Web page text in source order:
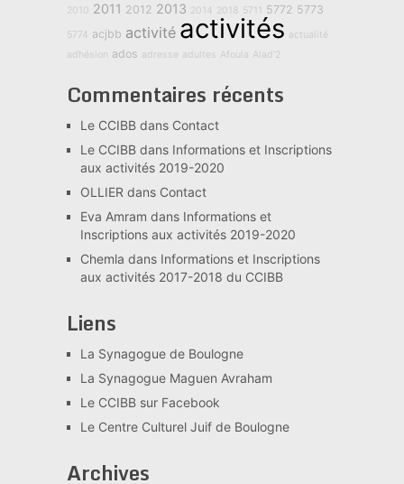
2010 2011 2012 2013 2014 2018 5711 5772 5773
5774 acjbb activité activités actualité
adhésion ados adresse adultes Afoula Alad'2
Commentaires récents
Le CCIBBdans Contact
Le CCIBBdans Informations et Inscriptions
aux activités 2019-2020
OLLIER dans Contact
Eva Amram dans Informations et
Inscriptions aux activités 2019-2020
Chemla dans Informations et Inscriptions
aux activités 2017-2018 du CCIBB
Liens
La Synagogue de Boulogne
La Synagogue Maguen Avraham
Le CCIBB sur Facebook
Le Centre Culturel Juif de Boulogne
Archives